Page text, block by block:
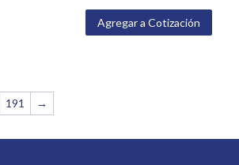
Agregar a Cotización
191 →